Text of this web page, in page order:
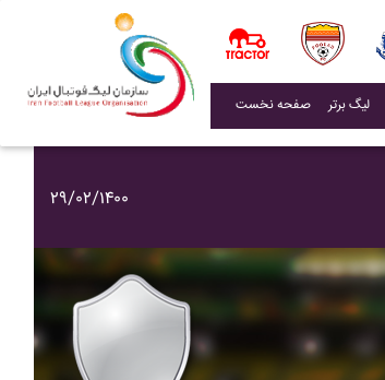
صفحه نخست لیگ برتر
۲۹/۰۲/۱۴۰۰